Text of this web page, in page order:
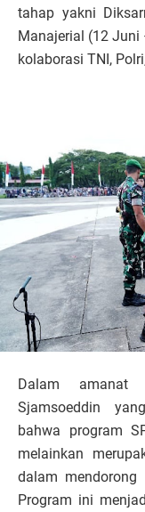
tahap yakni
Manajerial (12
kolaborasi TNI,
Dalam amanat
Sjamsoeddin
bahwa program
melainkan
dalam mendorong
Program ini